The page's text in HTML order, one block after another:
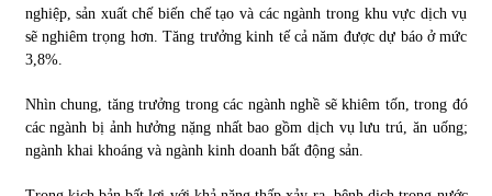
nghiệp, sản xuất chế biến chế tạo và các ngành trong khu vực dịch vụ
sẽ nghiêm trọng hơn. Tăng trưởng kinh tế cả năm được dự báo ở mức
3,8%.
Nhìn chung, tăng trưởng trong các ngành nghề sẽ khiêm tốn, trong đó
các ngành bị ảnh hưởng nặng nhất bao gồm dịch vụ lưu trú, ăn uống;
ngành khai khoáng và ngành kinh doanh bất động sản.